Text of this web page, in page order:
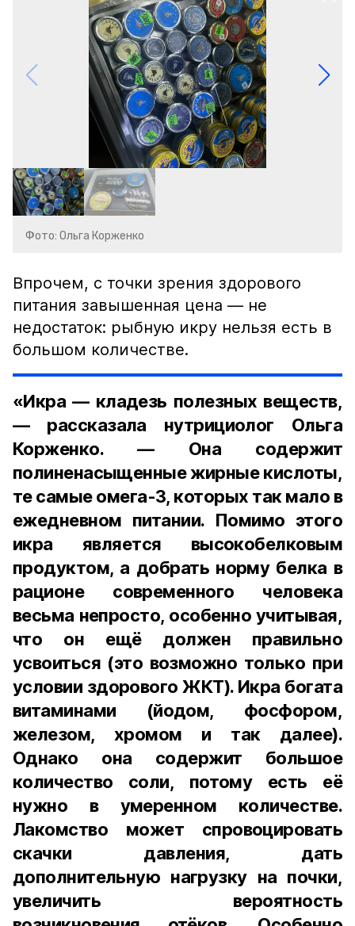
Фото: Ольга Корженко
Впрочем, с точки зрения здорового
питания завышенная цена — не
недостаток: рыбную икру нельзя есть в
большом количестве.
«Икра — кладезь полезных веществ,
— рассказала нутрициолог Ольга
Корженко. — Она содержит
полиненасыщенные жирные кислоты,
те самые омега-3, которых так мало в
ежедневном питании. Помимо этого
икра является высокобелковым
продуктом, а добрать норму белка в
рационе современного человека
весьма непросто, особенно учитывая,
что он ещё должен правильно
усвоиться (это возможно только при
условии здорового ЖКТ). Икра богата
витаминами (йодом, фосфором,
железом, хромом и так далее).
Однако она содержит большое
количество соли, потому есть её
нужно в умеренном количестве.
Лакомство может спровоцировать
скачки давления, дать
дополнительную нагрузку на почки,
увеличить вероятность